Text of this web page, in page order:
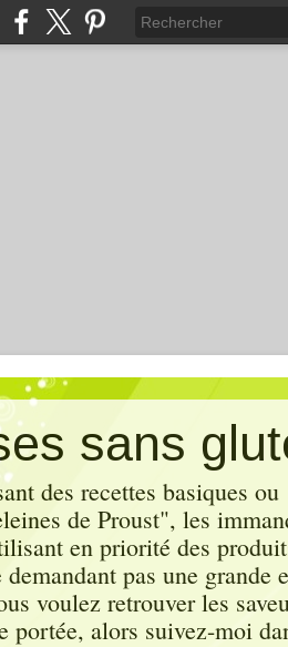
sans
des recettes basiques ou
de Proust", les
en priorité des
pas une grande
voulez retrouver les
portée, alors suivez-moi